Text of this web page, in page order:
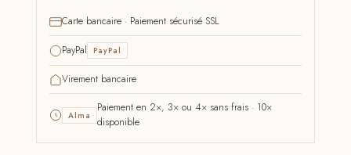
Carte bancaire · Paiement sécurisé SSL
PayPal PayPal
Virement bancaire
Alma
Paiement en 2×, 3× ou 4× sans frais · 10×
disponible